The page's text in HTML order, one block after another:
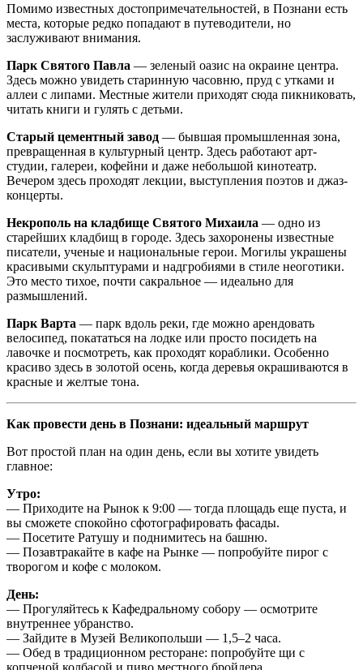
Помимо известных достопримечательностей, в Познани есть
места, которые редко попадают в путеводители, но
заслуживают внимания.
Парк Святого Павла — зеленый оазис на окраине центра.
Здесь можно увидеть старинную часовню, пруд с утками и
аллеи с липами. Местные жители приходят сюда пикниковать,
читать книги и гулять с детьми.
Старый цементный завод — бывшая промышленная зона,
превращенная в культурный центр. Здесь работают арт-
студии, галереи, кофейни и даже небольшой кинотеатр.
Вечером здесь проходят лекции, выступления поэтов и джаз-
концерты.
Некрополь на кладбище Святого Михаила — одно из
старейших кладбищ в городе. Здесь захоронены известные
писатели, ученые и национальные герои. Могилы украшены
красивыми скульптурами и надгробиями в стиле неоготики.
Это место тихое, почти сакральное — идеально для
размышлений.
Парк Варта — парк вдоль реки, где можно арендовать
велосипед, покататься на лодке или просто посидеть на
лавочке и посмотреть, как проходят кораблики. Особенно
красиво здесь в золотой осень, когда деревья окрашиваются в
красные и желтые тона.
Как провести день в Познани: идеальный маршрут
Вот простой план на один день, если вы хотите увидеть
главное:
Утро:
— Приходите на Рынок к 9:00 — тогда площадь еще пуста, и
вы сможете спокойно сфотографировать фасады.
— Посетите Ратушу и поднимитесь на башню.
— Позавтракайте в кафе на Рынке — попробуйте пирог с
творогом и кофе с молоком.
День:
— Прогуляйтесь к Кафедральному собору — осмотрите
внутреннее убранство.
— Зайдите в Музей Великопольши — 1,5–2 часа.
— Обед в традиционном ресторане: попробуйте щи с
копченой колбасой и пиво местного бройлера.